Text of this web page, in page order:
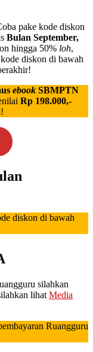
pake kode diskon
Bulan September,
hingga 50% loh,
diskon di bawah
ebook SBMPTN
Rp 198.000,-
diskon di bawah
silahkan
lihat Media
Ruangguru